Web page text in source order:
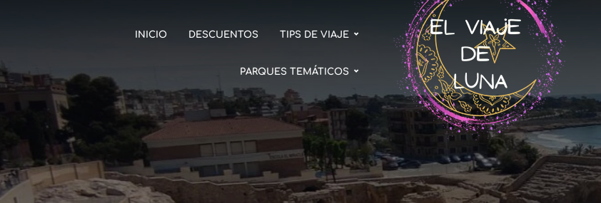
INICIO DESCUENTOS TIPS DE VIAJE
PARQUES TEMÁTICOS